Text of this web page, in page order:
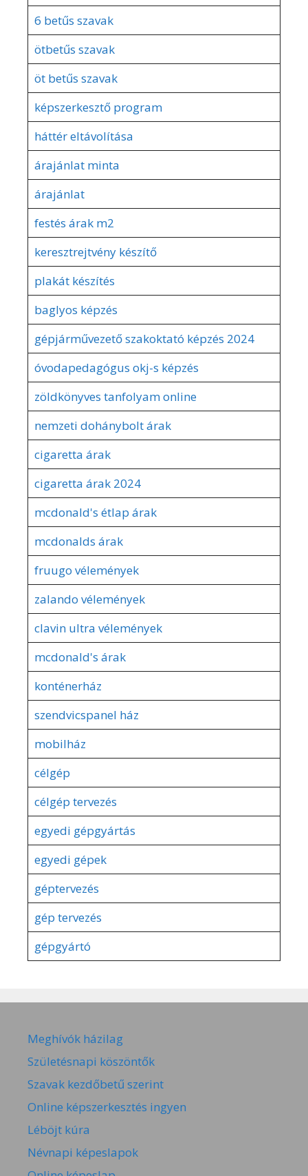
6 betűs szavak
ötbetűs szavak
öt betűs szavak
képszerkesztő program
háttér eltávolítása
árajánlat minta
árajánlat
festés árak m2
keresztrejtvény készítő
plakát készítés
baglyos képzés
gépjárművezető szakoktató képzés 2024
óvodapedagógus okj-s képzés
zöldkönyves tanfolyam online
nemzeti dohánybolt árak
cigaretta árak
cigaretta árak 2024
mcdonald's étlap árak
mcdonalds árak
fruugo vélemények
zalando vélemények
clavin ultra vélemények
mcdonald's árak
konténerház
szendvicspanel ház
mobilház
célgép
célgép tervezés
egyedi gépgyártás
egyedi gépek
géptervezés
gép tervezés
gépgyártó
Meghívók házilag
Születésnapi köszöntők
Szavak kezdőbetű szerint
Online képszerkesztés ingyen
Léböjt kúra
Névnapi képeslapok